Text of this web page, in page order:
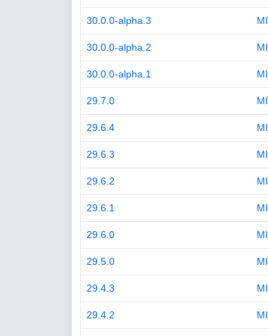
30.0.0-alpha.3
30.0.0-alpha.2
30.0.0-alpha.1
29.7.0
29.6.4
29.6.3
29.6.2
29.6.1
29.6.0
29.5.0
29.4.3
29.4.2